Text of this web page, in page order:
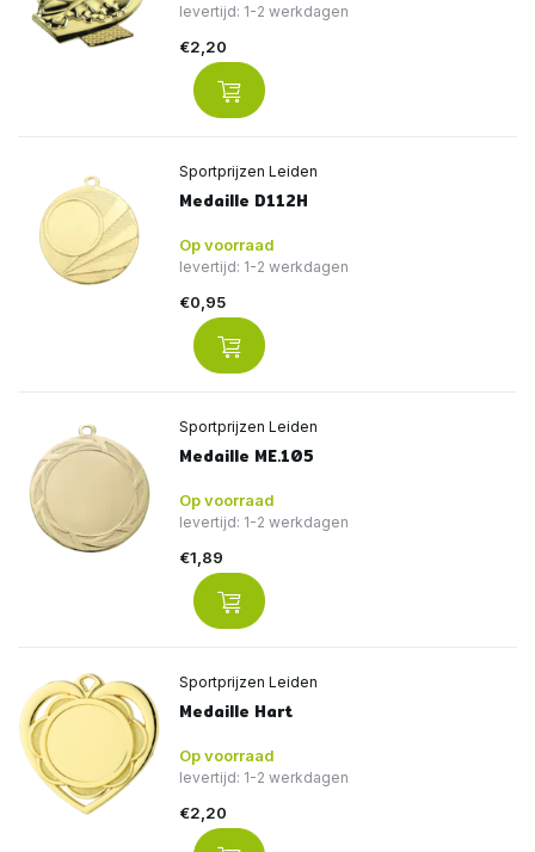
levertijd: 1-2 werkdagen
€2,20
Sportprijzen Leiden
Medaille D112H
Op voorraad
levertijd: 1-2 werkdagen
€0,95
Sportprijzen Leiden
Medaille ME.105
Op voorraad
levertijd: 1-2 werkdagen
€1,89
Sportprijzen Leiden
Medaille Hart
Op voorraad
levertijd: 1-2 werkdagen
€2,20